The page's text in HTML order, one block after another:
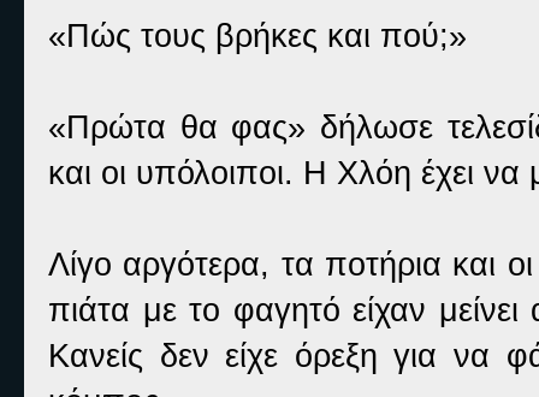
«Πώς τους βρήκες και πού;»
«Πρώτα θα φας» δήλωσε
και οι υπόλοιποι. Η Χλόη έχει να
Λίγο αργότερα, τα ποτήρια και
πιάτα με το φαγητό είχαν
Κανείς δεν είχε όρεξη για να